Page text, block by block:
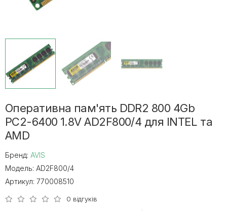
Оперативна пам'ять DDR2 800 4Gb
PC2-6400 1.8V AD2F800/4 для INTEL та
AMD
Бренд: AVIS
Модель: AD2F800/4
Артикул: 770008510
0 відгуків